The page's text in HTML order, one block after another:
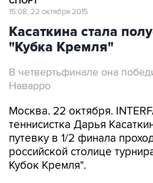
15:08, 22 октября 2015
Касаткина стала
"Кубка Кремля"
В четвертьфинале она
Наварро
Москва. 22 октября.
теннисистка Дарья
путевку в 1/2 финала
российской столице
Кубок Кремля".